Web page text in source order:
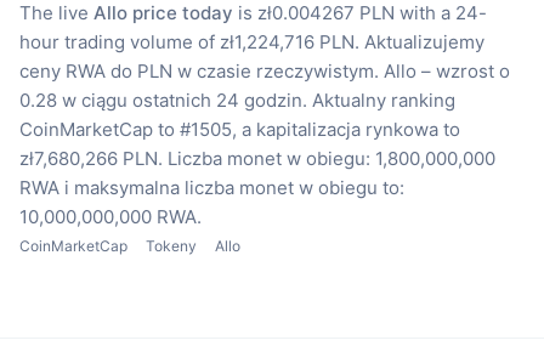
The live Allo price today is zł0.004267 PLN with a 24-
hour trading volume of zł1,224,716 PLN. Aktualizujemy
ceny RWA do PLN w czasie rzeczywistym. Allo – wzrost o
0.28 w ciągu ostatnich 24 godzin. Aktualny ranking
CoinMarketCap to #1505, a kapitalizacja rynkowa to
zł7,680,266 PLN. Liczba monet w obiegu: 1,800,000,000
RWA i maksymalna liczba monet w obiegu to:
10,000,000,000 RWA.
CoinMarketCap Tokeny Allo